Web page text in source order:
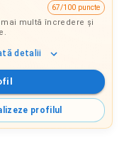
67/100 puncte
multă încredere și
detalii
profilul